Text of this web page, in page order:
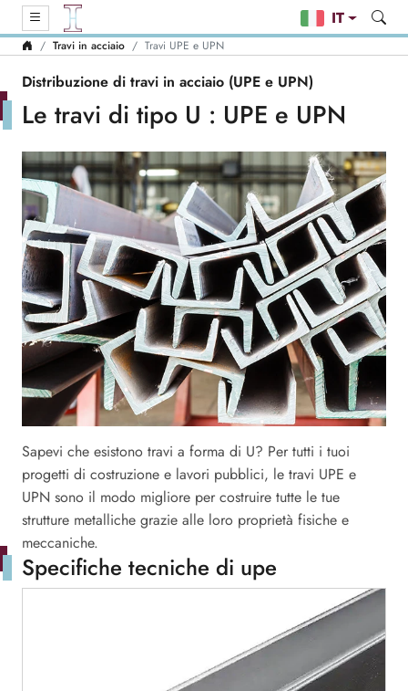
IT
Travi in acciaio Travi UPE e UPN
Distribuzione di travi in acciaio (UPE e UPN)
Le travi di tipo U : UPE e UPN
Sapevi che esistono travi a forma di U? Per tutti i tuoi
progetti di costruzione e lavori pubblici, le travi UPE e
UPN sono il modo migliore per costruire tutte le tue
strutture metalliche grazie alle loro proprietà fisiche e
meccaniche.
Specifiche tecniche di upe